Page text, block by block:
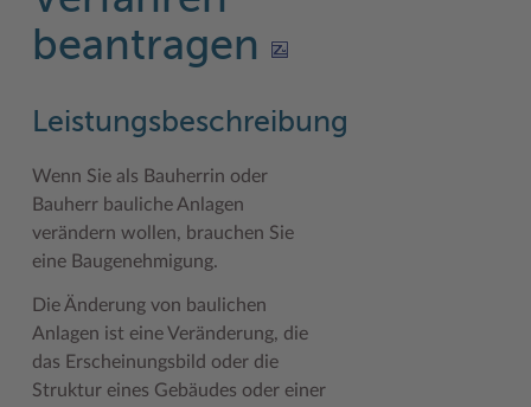
Kontakt / Öffnungszeiten
Leistungen
Lexikon
Publikationen
Wo Sie uns finden
Wunsch-Kennzeichen ↗
Klimaanpassungskonzept
Lokales Wetter
Newsletter
Pressemeldungen
Social Media
Stellenangebote
Kreistag und Ausschüsse
Kreistag Sitzungskalender
Landrat
Sonderbereiche
Stabsbereiche
Städte und Gemeinden
Wahlen im Kreis
Weiterbildung beim Kreis Stormarn
Stormarner Bündnis für bezahlbares Wohnen
Zahlen, Daten, Fakten
Naturschutzgebiete
Storchenhorste
Lieblingsplätze in der Metropolregion
Termine und Veranstaltungen
Tourismus
Umlandscout Hamburg
beantragen
Leistungsbeschreibung
Wenn Sie als Bauherrin oder
Bauherr bauliche Anlagen
verändern wollen, brauchen Sie
eine Baugenehmigung.
Die Änderung von baulichen
Anlagen ist eine Veränderung, die
das Erscheinungsbild oder die
Struktur eines Gebäudes oder einer